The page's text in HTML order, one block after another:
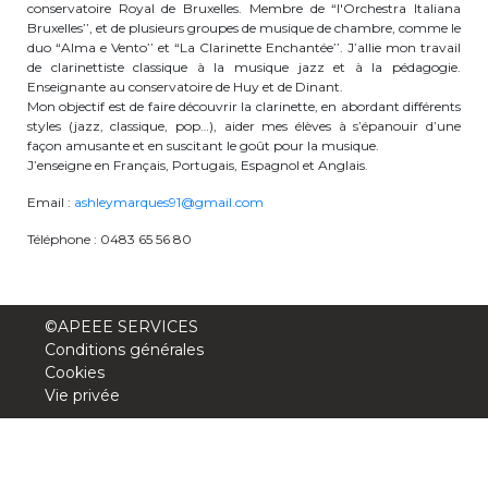
periscolaire.berkendael@apeee-bxl1-
services.be
BE91 3631 6790 0976
Activités périscolaires Uccle
BE30 3100 2003 2711
Cantine
conservatoire Royal de Bruxelles. Membre de “l'Orchestra Italiana
Bruxelles’’, et de plusieurs groupes de musique de chambre, comme le
duo “Alma e Vento’’ et “La Clarinette Enchantée’’. J’allie mon travail
de clarinettiste classique à la musique jazz et à la pédagogie.
Enseignante au conservatoire de Huy et de Dinant.
Mon objectif est de faire découvrir la clarinette, en abordant différents
styles (jazz, classique, pop…), aider mes élèves à s’épanouir d’une
façon amusante et en suscitant le goût pour la musique.
J’enseigne en Français, Portugais, Espagnol et Anglais.
Email : ashleymarques91@gmail.com
Téléphone : 0483 65 56 80
©APEEE SERVICES
Conditions générales
Cookies
Vie privée